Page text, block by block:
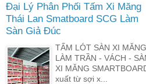
Đại Lý Phân Phối Tấm Xi Măng
Thái Lan Smatboard SCG Làm
Sàn Giả Đúc
TẤM LÓT SÀN XI
LÀM TRẦN - VÁCH -
XI MĂNG
xuất từ sợi x...